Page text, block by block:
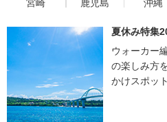
宮崎
鹿児島 沖縄
夏休み特集
ウォーカー
の楽しみ方
かけスポッ